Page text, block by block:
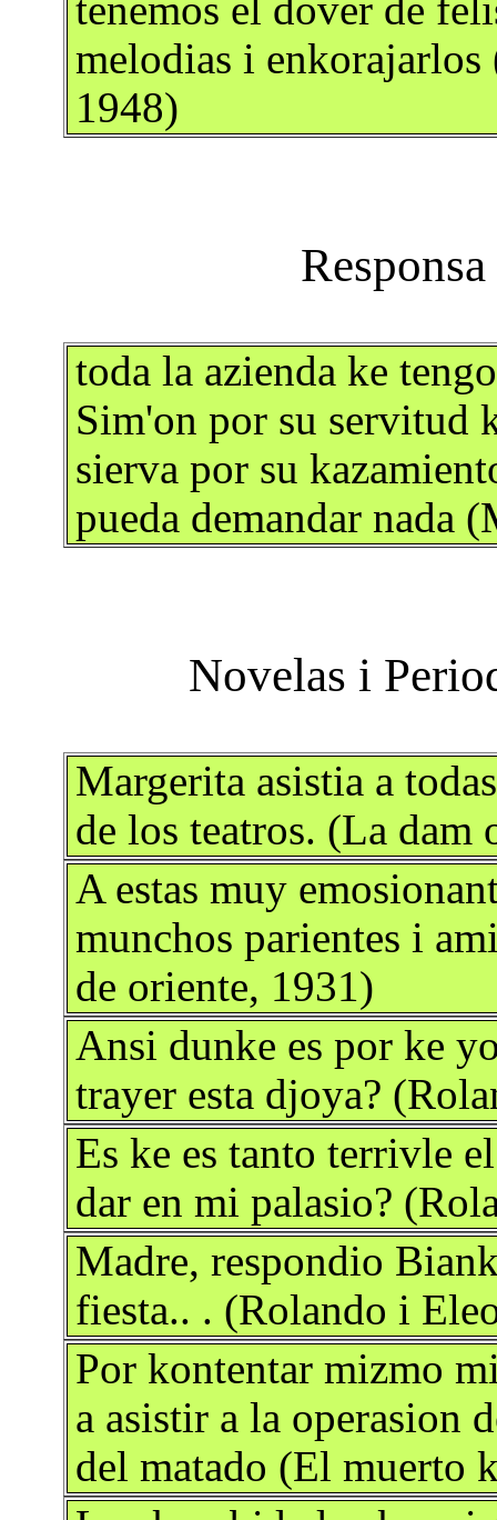
tenemos el dover de
melodias i
1948)
toda la azienda ke
Sim'on por su servitud
sierva por su
pueda demandar nada
Margerita asistia a
de los teatros. (La dam
A estas muy
munchos parientes i
de oriente, 1931)
Ansi dunke es por ke
trayer esta djoya?
Es ke es tanto terrivle
dar en mi palasio?
Madre, respondio
fiesta.. . (Rolando i
Por kontentar mizmo
a asistir a la operasion
del matado (El muerto